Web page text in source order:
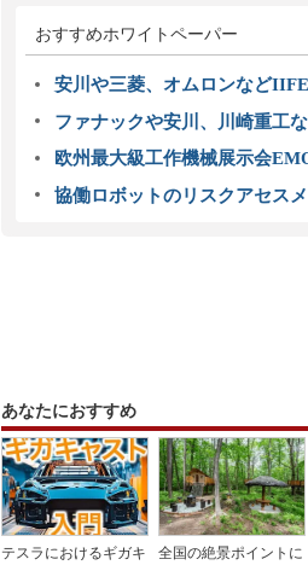
おすすめホワイトペーパー
安川や三菱、オムロンなど
ファナックや安川、川崎重工
欧州最大級工作機械展示会
協働ロボットのリスクアセス
あなたにおすすめ
テスラにおけるギガキ
全国の絶景ポイントに